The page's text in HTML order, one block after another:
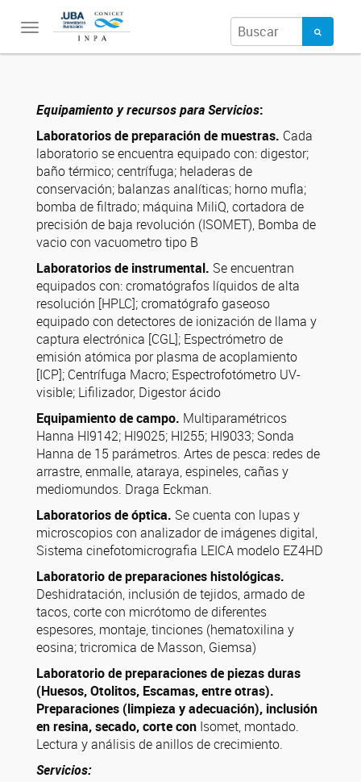
Toggle
Equipamiento y recursos para Servicios:
Laboratorios de preparación de muestras. Cada
laboratorio se encuentra equipado con: digestor;
baño térmico; centrífuga; heladeras de
conservación; balanzas analíticas; horno mufla;
bomba de filtrado; máquina MiliQ, cortadora de
precisión de baja revolución (ISOMET), Bomba de
vacio con vacuometro tipo B
Laboratorios de instrumental. Se encuentran
equipados con: cromatógrafos líquidos de alta
resolución [HPLC]; cromatógrafo gaseoso
equipado con detectores de ionización de llama y
captura electrónica [CGL]; Espectrómetro de
emisión atómica por plasma de acoplamiento
[ICP]; Centrífuga Macro; Espectrofotómetro UV-
visible; Lifilizador, Digestor ácido
Equipamiento de campo. Multiparamétricos
Hanna HI9142; HI9025; HI255; HI9033; Sonda
Hanna de 15 parámetros. Artes de pesca: redes de
arrastre, enmalle, ataraya, espineles, cañas y
mediomundos. Draga Eckman.
Laboratorios de óptica. Se cuenta con lupas y
microscopios con analizador de imágenes digital,
Sistema cinefotomicrografia LEICA modelo EZ4HD
Laboratorio de preparaciones histológicas.
Deshidratación, inclusión de tejidos, armado de
tacos, corte con micrótomo de diferentes
espesores, montaje, tinciones (hematoxilina y
eosina; tricromica de Masson, Giemsa)
Laboratorio de preparaciones de piezas duras
(Huesos, Otolitos, Escamas, entre otras).
Preparaciones (limpieza y adecuación), inclusión
en resina, secado, corte con Isomet, montado.
Lectura y análisis de anillos de crecimiento.
Servicios: